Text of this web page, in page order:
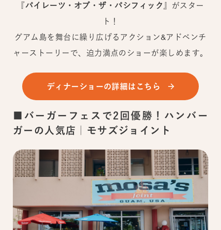
『パイレーツ・オブ・ザ・パシフィック 』がスター
ト！
グアム島を舞台に繰り広げるアクション&アドベンチ
ャーストーリーで、迫力満点のショーが楽しめます。
ディナーショーの詳細はこちら
■バーガーフェスで2回優勝！ハンバー
ガーの人気店｜モサズジョイント